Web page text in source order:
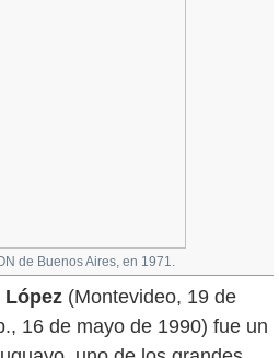
de Buenos Aires, en 1971.
López (Montevideo, 19 de
16 de mayo de 1990) fue un